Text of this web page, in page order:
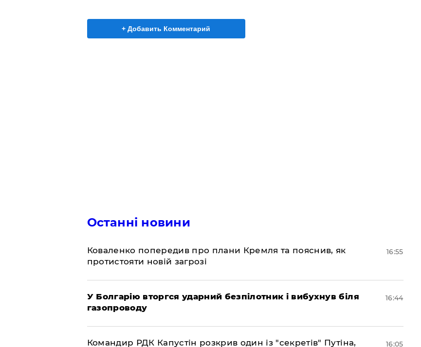
+ Добавить Комментарий
Останні новини
Коваленко попередив про плани Кремля та пояснив, як
протистояти новій загрозі
16:55
У Болгарію вторгся ударний безпілотник і вибухнув біля
газопроводу
16:44
Командир РДК Капустін розкрив один із "секретів" Путіна, 16:05